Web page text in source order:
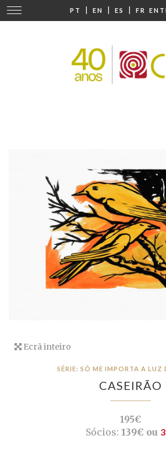
PT | EN | ES | FR
Mudar
navegação
Ecrã inteiro
SÉRIE: SÓ ME IMPORTA A LUZ
CASEIRÃO
195€
Sócios: 139€ ou